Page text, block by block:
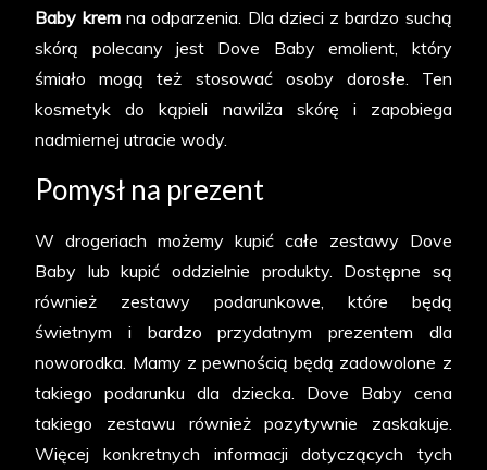
Baby kremna odparzenia. Dla dzieci z bardzo suchą
skórą polecany jest Dove Baby emolient, który
śmiało mogą też stosować osoby dorosłe. Ten
kosmetyk do kąpieli nawilża skórę i zapobiega
nadmiernej utracie wody.
Pomysł na prezent
W drogeriach możemy kupić całe zestawy Dove
Baby lub kupić oddzielnie produkty. Dostępne są
również zestawy podarunkowe, które będą
świetnym i bardzo przydatnym prezentem dla
noworodka. Mamy z pewnością będą zadowolone z
takiego podarunku dla dziecka. Dove Baby cena
takiego zestawu również pozytywnie zaskakuje.
Więcej konkretnych informacji dotyczących tych